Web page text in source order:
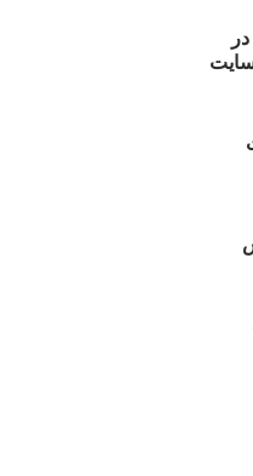
#آزادی هم‌آیند گزارشگران‌ بدون مرز، ۲۲ سایت